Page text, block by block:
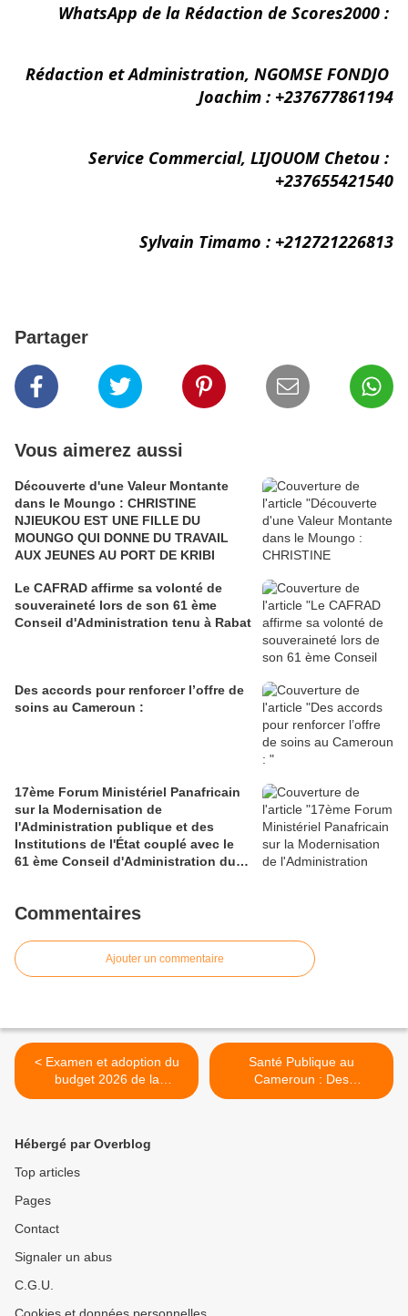
WhatsApp de la Rédaction de Scores2000 :
Rédaction et Administration, NGOMSE FONDJO
Joachim : +237677861194
Service Commercial, LIJOUOM Chetou :
+237655421540
Sylvain Timamo : +212721226813
Partager
Vous aimerez aussi
Découverte d'une Valeur Montante
dans le Moungo : CHRISTINE
NJIEUKOU EST UNE FILLE DU
MOUNGO QUI DONNE DU TRAVAIL
AUX JEUNES AU PORT DE KRIBI
Le CAFRAD affirme sa volonté de
souveraineté lors de son 61 ème
Conseil d'Administration tenu à Rabat
Des accords pour renforcer l’offre de
soins au Cameroun :
17ème Forum Ministériel Panafricain
sur la Modernisation de
l'Administration publique et des
Institutions de l'État couplé avec le
61 ème Conseil d'Administration du
Commentaires
Ajouter un commentaire
< Examen et adoption du
budget 2026 de la
Commune d'Ebonè : Il
849 624 296 francs CFA.
Santé Publique au
Cameroun : Des
épidémiologistes de terrain
Hébergé par Overblog
Top articles
Pages
Contact
Signaler un abus
C.G.U.
Cookies et données personnelles